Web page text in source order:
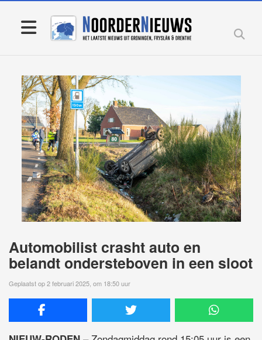
Automobilist crasht auto en
belandt ondersteboven in een sloot
Geplaatst op 2 februari 2025, om 18:50 uur